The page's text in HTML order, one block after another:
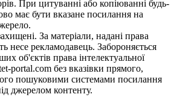
При цитуванні або копіюванні будь-
має бути вказане посилання на
За матеріали, надані права
несе рекламодавець. Забороняється
об'єктів права інтелектуальної
portal.com без вказівки прямого,
пошуковими системами посилання
джерелом контенту.